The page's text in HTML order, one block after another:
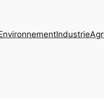
Industrie